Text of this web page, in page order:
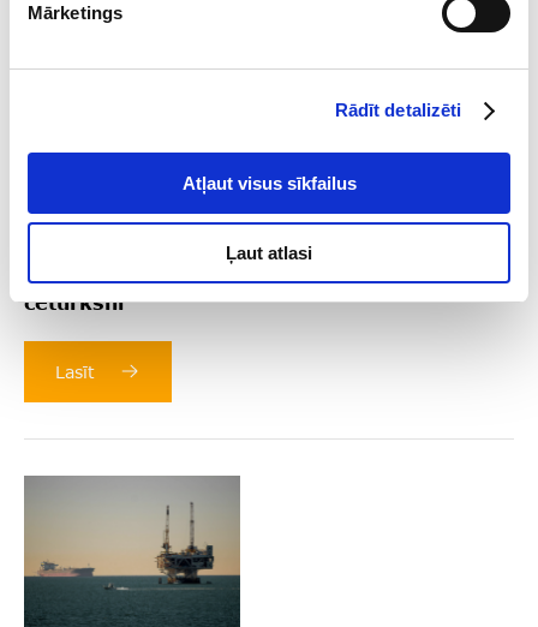
Mārketings
Rādīt detalizēti
Atļaut visus sīkfailus
Ļaut atlasi
ceturksnī
Lasīt